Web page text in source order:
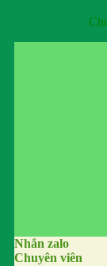
Nhắn zalo
Chuyên viên